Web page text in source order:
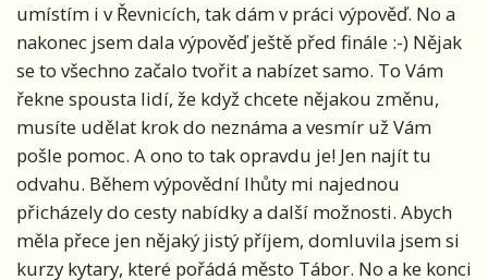
umístím i v Řevnicích, tak dám v práci výpověď. No a
nakonec jsem dala výpověď ještě před finále :-) Nějak
se to všechno začalo tvořit a nabízet samo. To Vám
řekne spousta lidí, že když chcete nějakou změnu,
musíte udělat krok do neznáma a vesmír už Vám
pošle pomoc. A ono to tak opravdu je! Jen najít tu
odvahu. Během výpovědní lhůty mi najednou
přicházely do cesty nabídky a další možnosti. Abych
měla přece jen nějaký jistý příjem, domluvila jsem si
kurzy kytary, které pořádá město Tábor. No a ke konci